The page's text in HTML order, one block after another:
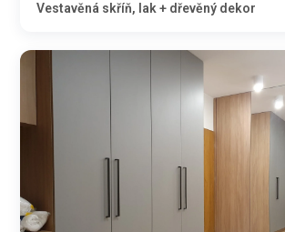
Vestavěná skříň, lak + dřevěný dekor